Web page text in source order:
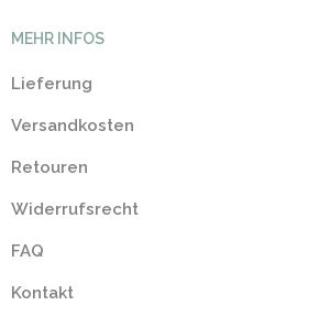
MEHR INFOS
Lieferung
Versandkosten
Retouren
Widerrufsrecht
FAQ
Kontakt